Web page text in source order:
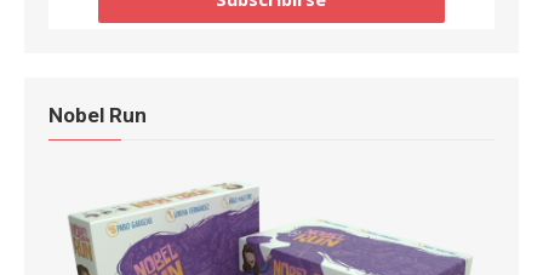
Nobel Run